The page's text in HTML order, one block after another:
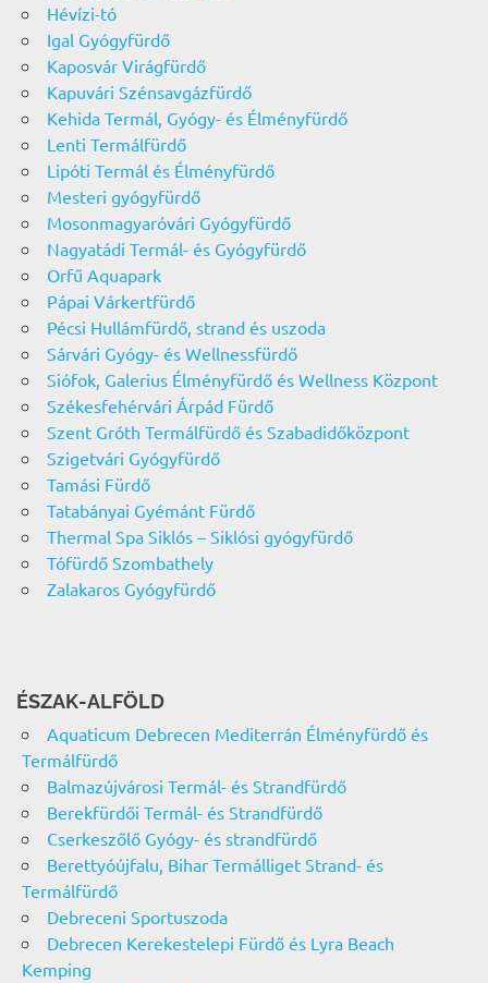
Hévízi-tó
Igal Gyógyfürdő
Kaposvár Virágfürdő
Kapuvári Szénsavgázfürdő
Kehida Termál, Gyógy- és Élményfürdő
Lenti Termálfürdő
Lipóti Termál és Élményfürdő
Mesteri gyógyfürdő
Mosonmagyaróvári Gyógyfürdő
Nagyatádi Termál- és Gyógyfürdő
Orfű Aquapark
Pápai Várkertfürdő
Pécsi Hullámfürdő, strand és uszoda
Sárvári Gyógy- és Wellnessfürdő
Siófok, Galerius Élményfürdő és Wellness Központ
Székesfehérvári Árpád Fürdő
Szent Gróth Termálfürdő és Szabadidőközpont
Szigetvári Gyógyfürdő
Tamási Fürdő
Tatabányai Gyémánt Fürdő
Thermal Spa Siklós – Siklósi gyógyfürdő
Tófürdő Szombathely
Zalakaros Gyógyfürdő
ÉSZAK-ALFÖLD
Aquaticum Debrecen Mediterrán Élményfürdő és
Termálfürdő
Balmazújvárosi Termál- és Strandfürdő
Berekfürdői Termál- és Strandfürdő
Cserkeszőlő Gyógy- és strandfürdő
Berettyóújfalu, Bihar Termálliget Strand- és
Termálfürdő
Debreceni Sportuszoda
Debrecen Kerekestelepi Fürdő és Lyra Beach
Kemping